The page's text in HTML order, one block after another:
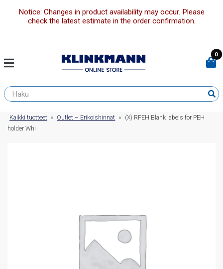
Notice: Changes in product availability may occur. Please
check the latest estimate in the order confirmation.
0
Kaikki tuotteet » Outlet – Erikoishinnat »
(X) RPEH Blank labels for PEH
holder Whi